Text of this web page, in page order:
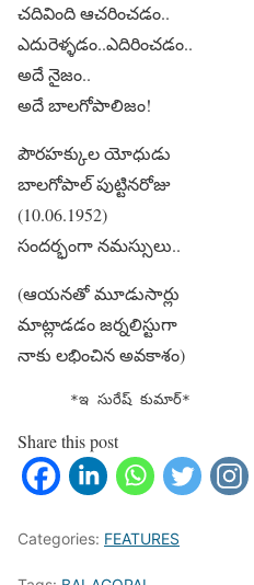
చదివింది ఆచరించడం..
ఎదురెళ్ళడం..ఎదిరించడం..
అదే నైజం..
అదే బాలగోపాలిజం!
పౌరహక్కుల యోధుడు
బాలగోపాల్ పుట్టినరోజు
(10.06.1952)
సందర్భంగా నమస్సులు..
(ఆయనతో మూడుసార్లు
మాట్లాడడం జర్నలిస్టుగా
నాకు లభించిన అవకాశం)
      *ఇ సురేష్ కుమార్*
Share this post
Categories: FEATURES